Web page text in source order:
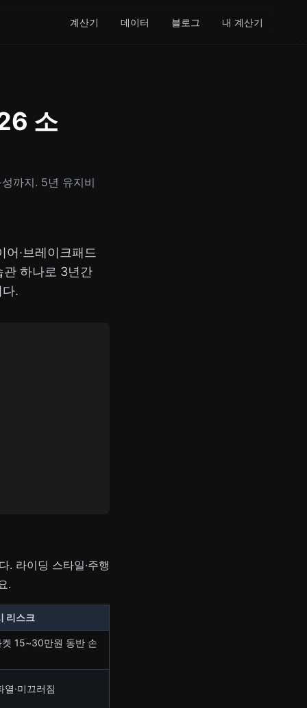
계산기 데이터 블로그 내 계산기
소
까지. 5년 유지비
어·브레이크패드
관 하나로 3년간
.
. 라이딩 스타일·주행
.
리스크
켓 15~30만원 동반 손
열·미끄러짐